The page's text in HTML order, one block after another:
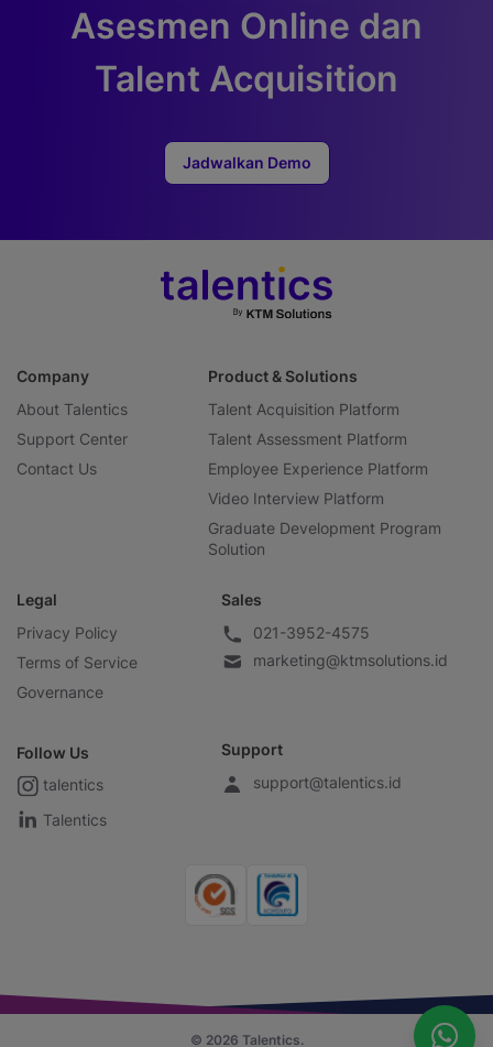
Asesmen Online dan
Talent Acquisition
Jadwalkan Demo
Company
About Talentics
Support Center
Contact Us
Product & Solutions
Talent Acquisition Platform
Talent Assessment Platform
Employee Experience Platform
Video Interview Platform
Graduate Development Program
Solution
Legal
Privacy Policy
Terms of Service
Governance
Follow Us
talentics
Talentics
Sales
021-3952-4575
marketing@ktmsolutions.id
Support
support@talentics.id
© 2026 Talentics.